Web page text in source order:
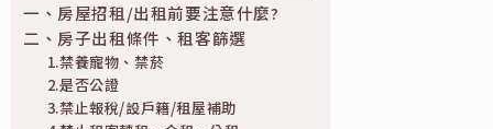
一、房屋招租/出租前要注意什麼?
二、房子出租條件、租客篩選
1.禁養寵物、禁菸
2.是否公證
3.禁止報稅/設戶籍/租屋補助